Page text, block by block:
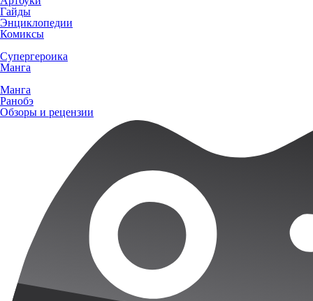
Гайды
Энциклопедии
Комиксы
Супергероика
Манга
Манга
Ранобэ
Обзоры и рецензии